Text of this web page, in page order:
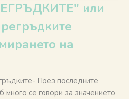
или
на
През последните
много се говори за значението